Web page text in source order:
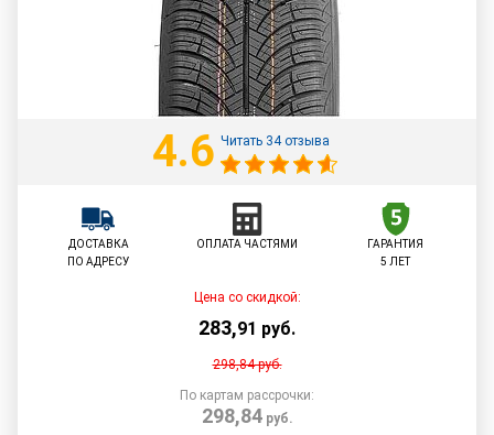
4.6 Читать 34 отзыва
ДОСТАВКА
ПО АДРЕСУ
ОПЛАТА ЧАСТЯМИ
ГАРАНТИЯ
5 ЛЕТ
Цена со скидкой:
283,91 руб.
298,84руб.
По картам рассрочки:
298,84руб.